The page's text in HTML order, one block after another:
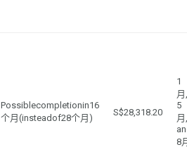
Possiblecompletionin16
个月(insteadof28个月)
S$28,318.20
1
月,
5
月,
8